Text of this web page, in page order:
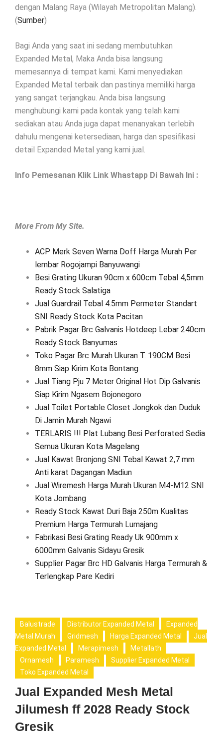
dengan Malang Raya (Wilayah Metropolitan Malang).
(Sumber)
Bagi Anda yang saat ini sedang membutuhkan
Expanded Metal, Maka Anda bisa langsung
memesannya di tempat kami. Kami menyediakan
Expanded Metal terbaik dan pastinya memiliki harga
yang sangat terjangkau. Anda bisa langsung
menghubungi kami pada kontak yang telah kami
sediakan atau Anda juga dapat menanyakan terlebih
dahulu mengenai ketersediaan, harga dan spesifikasi
detail Expanded Metal yang kami jual.
Info Pemesanan Klik Link Whastapp Di Bawah Ini :
More From My Site.
ACP Merk Seven Warna Doff Harga Murah Per
lembar Rogojampi Banyuwangi
Besi Grating Ukuran 90cm x 600cm Tebal 4,5mm
Ready Stock Salatiga
Jual Guardrail Tebal 4.5mm Permeter Standart
SNI Ready Stock Kota Pacitan
Pabrik Pagar Brc Galvanis Hotdeep Lebar 240cm
Ready Stock Banyumas
Toko Pagar Brc Murah Ukuran T. 190CM Besi
8mm Siap Kirim Kota Bontang
Jual Tiang Pju 7 Meter Original Hot Dip Galvanis
Siap Kirim Ngasem Bojonegoro
Jual Toilet Portable Closet Jongkok dan Duduk
Di Jamin Murah Ngawi
TERLARIS !!! Plat Lubang Besi Perforated Sedia
Semua Ukuran Kota Magelang
Jual Kawat Bronjong SNI Tebal Kawat 2,7 mm
Anti karat Dagangan Madiun
Jual Wiremesh Harga Murah Ukuran M4-M12 SNI
Kota Jombang
Ready Stock Kawat Duri Baja 250m Kualitas
Premium Harga Termurah Lumajang
Fabrikasi Besi Grating Ready Uk 900mm x
6000mm Galvanis Sidayu Gresik
Supplier Pagar Brc HD Galvanis Harga Termurah &
Terlengkap Pare Kediri
Balustrade Distributor Expanded Metal
Expanded
Metal Murah
Gridmesh Harga Expanded Metal
Jual
Expanded Metal
Merapimesh
Metallath
Ornamesh
Paramesh
Supplier Expanded Metal
Toko Expanded Metal
Jual Expanded Mesh Metal
Jilumesh ff 2028 Ready Stock
Gresik